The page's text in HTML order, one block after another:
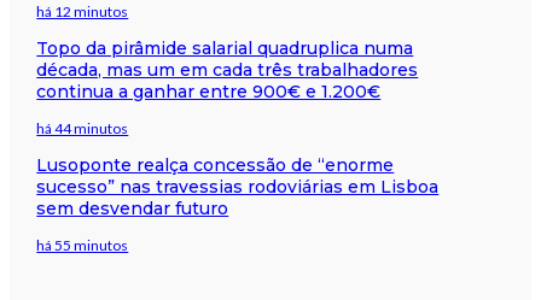
há 12 minutos
Topo da pirâmide salarial quadruplica numa
década, mas um em cada três trabalhadores
continua a ganhar entre 900€ e 1.200€
há 44 minutos
Lusoponte realça concessão de “enorme
sucesso” nas travessias rodoviárias em Lisboa
sem desvendar futuro
há 55 minutos